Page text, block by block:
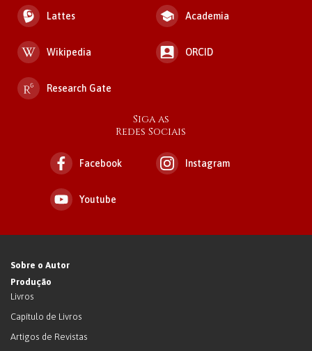
Lattes Academia
Wikipedia ORCID
Research Gate
Siga as
Redes Sociais
Facebook Instagram
Youtube
Sobre o Autor
Produção
Livros
Capítulo de Livros
Artigos de Revistas